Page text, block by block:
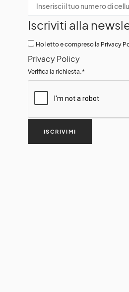
Iscriviti alla
Ho letto e compreso la Privacy
Privacy Policy
Verifica la richiesta. *
ISCRIVIMI